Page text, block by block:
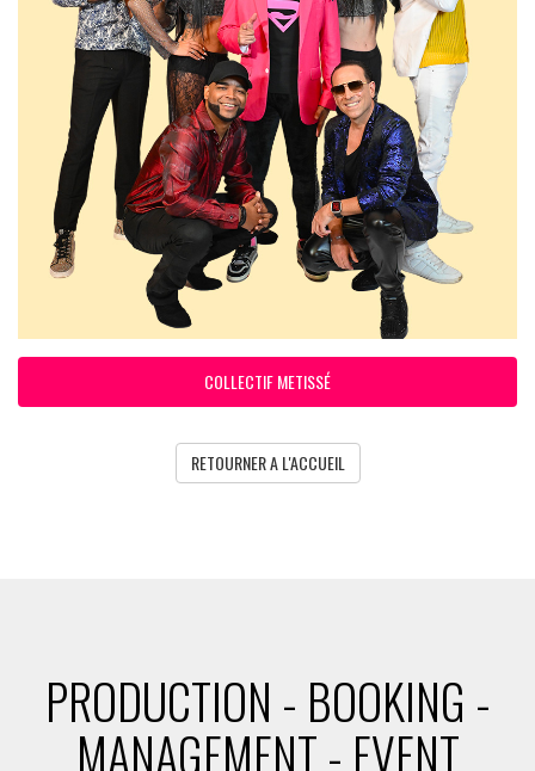
COLLECTIF METISSÉ
RETOURNER A L'ACCUEIL
PRODUCTION - BOOKING -
MANAGEMENT - EVENT